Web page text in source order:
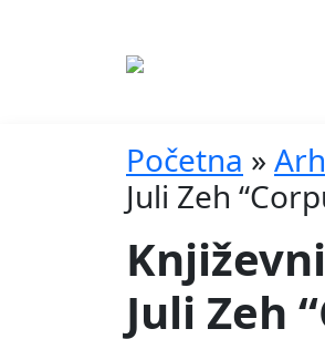
Početna »
Juli Zeh
Juli Zeh